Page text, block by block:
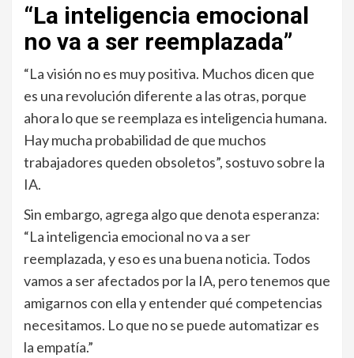
“La inteligencia emocional
no va a ser reemplazada”
“La visión no es muy positiva. Muchos dicen que
es una revolución diferente a las otras, porque
ahora lo que se reemplaza es inteligencia humana.
Hay mucha probabilidad de que muchos
trabajadores queden obsoletos”, sostuvo sobre la
IA.
Sin embargo, agrega algo que denota esperanza:
“La inteligencia emocional no va a ser
reemplazada, y eso es una buena noticia. Todos
vamos a ser afectados por la IA, pero tenemos que
amigarnos con ella y entender qué competencias
necesitamos. Lo que no se puede automatizar es
la empatía.”